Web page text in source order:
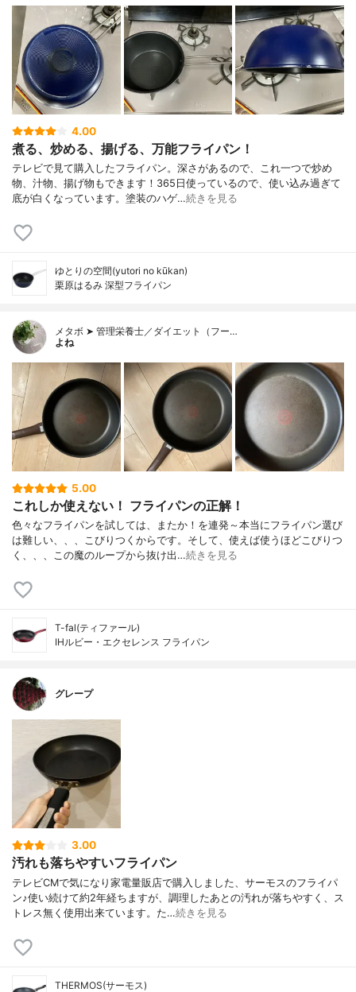
4.00
煮る、炒める、揚げる、万能フライパン！
テレビで見て購入したフライパン。深さがあるので、これ一つで炒め
物、汁物、揚げ物もできます！365日使っているので、使い込み過ぎて
底が白くなっています。塗装のハゲ…続きを見る
ゆとりの空間(yutori no kūkan)
栗原はるみ 深型フライパン
メタボ ➤ 管理栄養士／ダイエット（フー…
よね
5.00
これしか使えない！ フライパンの正解！
色々なフライパンを試しては、またか！を連発～本当にフライパン選び
は難しい、、、こびりつくからです。そして、使えば使うほどこびりつ
く、、、この魔のループから抜け出…続きを見る
T-fal(ティファール)
IHルビー・エクセレンス フライパン
グレープ
3.00
汚れも落ちやすいフライパン
テレビCMで気になり家電量販店で購入しました、サーモスのフライパ
ン♪使い続けて約2年経ちますが、調理したあとの汚れが落ちやすく、ス
トレス無く使用出来ています。た…続きを見る
THERMOS(サーモス)